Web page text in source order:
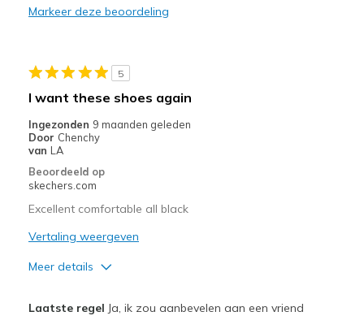
Travel
Width
Markeer deze beoordeling
5
I want these shoes again
Ingezonden 9 maanden geleden
Door Chenchy
van LA
Beoordeeld op
skechers.com
Excellent comfortable all black
Vertaling weergeven
Meer details
Laatste regel Ja, ik zou aanbevelen aan een vriend